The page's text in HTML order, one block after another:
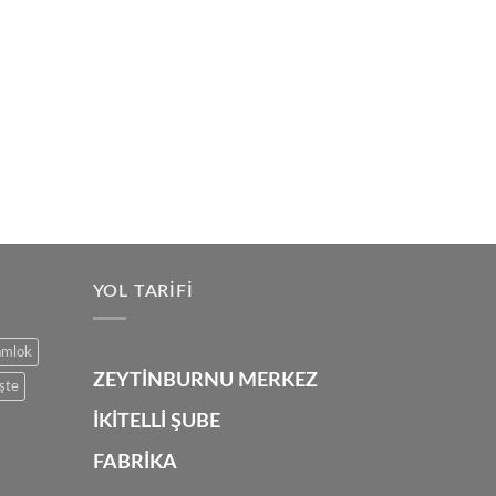
YOL TARIFI
ZEYTİNBURNU MERKEZ
İKİTELLİ ŞUBE
FABRİKA